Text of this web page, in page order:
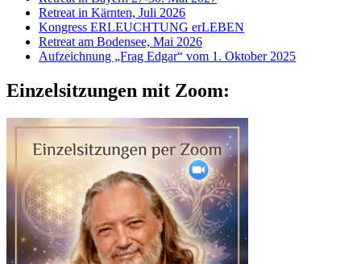
Retreat in Kärnten, Juli 2026
Kongress ERLEUCHTUNG erLEBEN
Retreat am Bodensee, Mai 2026
Aufzeichnung „Frag Edgar“ vom 1. Oktober 2025
Einzelsitzungen mit Zoom: